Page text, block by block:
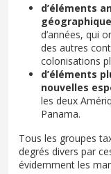
d’éléments
géographique
d’années, qui
des autres
colonisations
d’éléments
nouvelles
les deux
Panama.
Tous les groupes
degrés divers par
évidemment les